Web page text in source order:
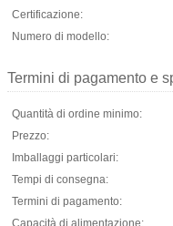
Certificazione:
Numero di modello:
Termini di pagamento e
Quantità di ordine minimo:
Prezzo:
Imballaggi particolari:
Tempi di consegna:
Termini di pagamento:
Capacità di alimentazione: